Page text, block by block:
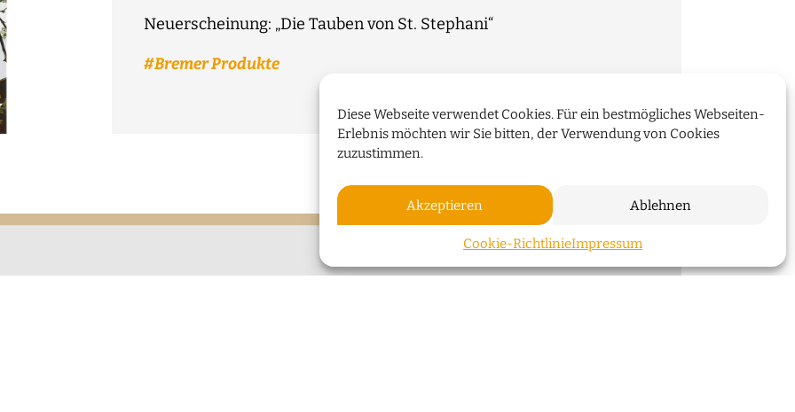
Diese Webseite verwendet Cookies. Für ein bestmögliches Webseiten-
Erlebnis möchten wir Sie bitten, der Verwendung von Cookies
zuzustimmen.
Akzeptieren Ablehnen
Cookie-RichtlinieImpressum
Neuerscheinung: „Die Tauben von St. Stephani“
Bremer Produkte
WEITERLESEN